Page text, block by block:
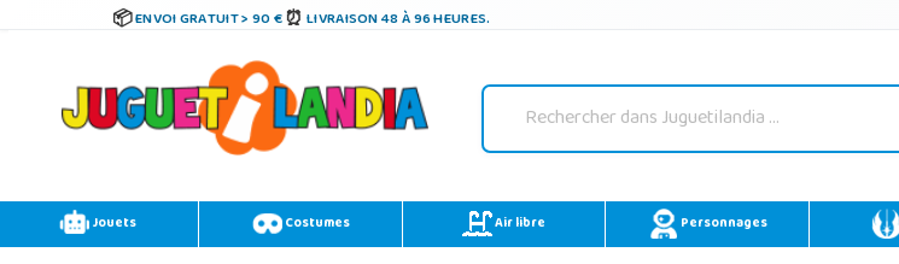
ENVOI GRATUIT > 90 € LIVRAISON 48 À 96 HEURES.
Jouets Costumes Air libre Personnages